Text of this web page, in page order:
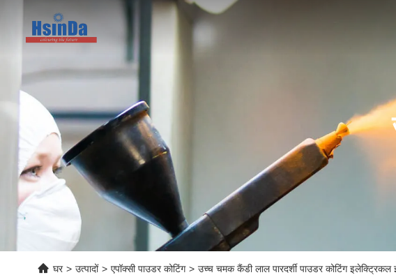
घर > उत्पादों > एपॉक्सी पाउडर कोटिंग > उच्च चमक कैंडी लाल पारदर्शी पाउडर कोटिंग